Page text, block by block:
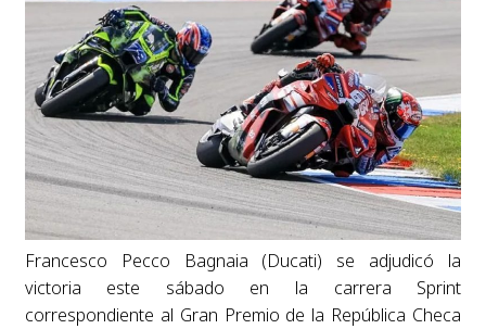
Francesco Pecco Bagnaia (Ducati) se adjudicó la
victoria este sábado en la carrera Sprint
correspondiente al Gran Premio de la República Checa